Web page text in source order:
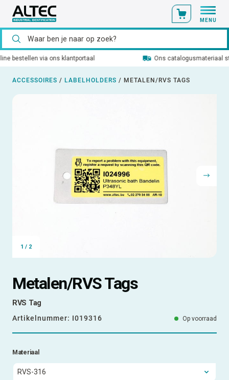
MENU
Ons catalogusmateriaal standaard uit voorraad leverbaar
ACCESSOIRES / LABELHOLDERS / METALEN/RVS TAGS
1 / 2
Metalen/RVS Tags
RVS Tag
Artikelnummer: I019316 Op voorraad
Materiaal